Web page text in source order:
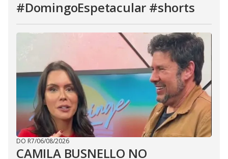
#DomingoEspetacular #shorts
DO R7/06/08/2026
CAMILA BUSNELLO NO